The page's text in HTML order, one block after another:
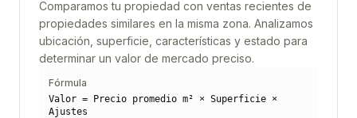
Comparamos tu propiedad con ventas recientes de
propiedades similares en la misma zona. Analizamos
ubicación, superficie, características y estado para
determinar un valor de mercado preciso.
Fórmula
Valor = Precio promedio m² × Superficie ×
Ajustes